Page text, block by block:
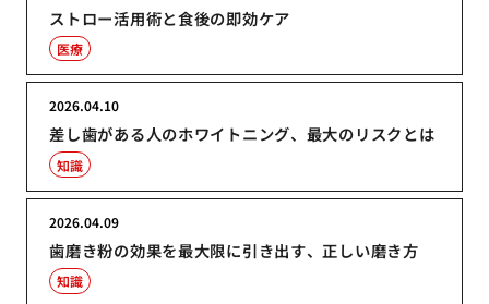
ストロー活用術と食後の即効ケア
医療
差し歯がある人のホワイトニング、最大のリスクとは
2026.04.10
知識
歯磨き粉の効果を最大限に引き出す、正しい磨き方
2026.04.09
知識